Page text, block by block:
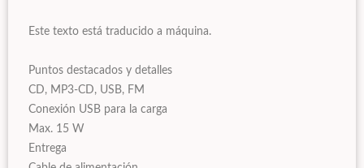
Este texto está traducido a máquina.
Puntos destacados y detalles
CD, MP3-CD, USB, FM
Conexión USB para la carga
Max. 15 W
Entrega